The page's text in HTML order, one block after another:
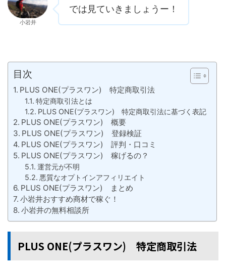
小岩井
では見ていきましょうー！
目次
PLUS ONE(プラスワン) 特定商取引法
特定商取引法とは
PLUS ONE(プラスワン) 特定商取引法に基づく表記
PLUS ONE(プラスワン) 概要
PLUS ONE(プラスワン) 登録検証
PLUS ONE(プラスワン) 評判・口コミ
PLUS ONE(プラスワン) 稼げるの？
運営元が不明
悪質なオプトインアフィリエイト
PLUS ONE(プラスワン) まとめ
小岩井おすすめ商材で稼ぐ！
小岩井の無料相談所
PLUS ONE(プラスワン) 特定商取引法